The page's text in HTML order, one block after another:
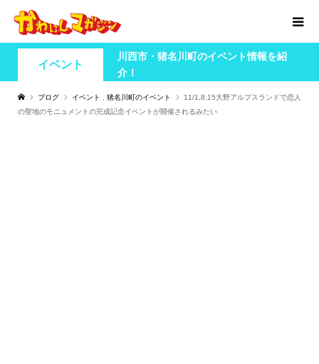
イベント
川西市・猪名川町のイベント情報を紹
介！
ブログ イベント 猪名川町のイベント
11/1,8,15大野アルプスランドで恋人
の聖地のモニュメントの完成記念イベントが開催されるみたい